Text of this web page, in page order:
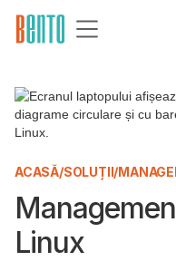
ACASĂ/SOLUȚII/
Linux